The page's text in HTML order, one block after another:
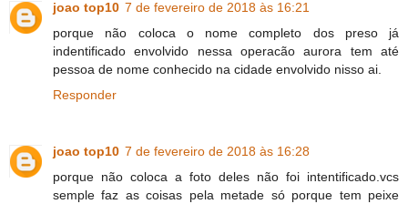
joao top10 7 de fevereiro de 2018 às 16:21
porque não coloca o nome completo dos preso já
indentificado envolvido nessa operacão aurora tem até
pessoa de nome conhecido na cidade envolvido nisso ai.
Responder
joao top10 7 de fevereiro de 2018 às 16:28
porque não coloca a foto deles não foi intentificado.vcs
semple faz as coisas pela metade só porque tem peixe